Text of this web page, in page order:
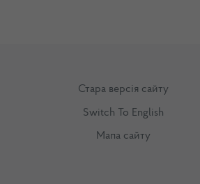
Стара версія сайту
Switch To English
Мапа сайту